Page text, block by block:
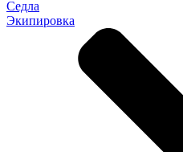
Седла
Экипировка